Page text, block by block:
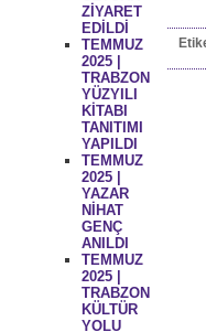
ZİYARET
EDİLDİ
TEMMUZ
2025 |
TRABZON
YÜZYILI
KİTABI
TANITIMI
YAPILDI
TEMMUZ
2025 |
YAZAR
NİHAT
GENÇ
ANILDI
TEMMUZ
2025 |
TRABZON
KÜLTÜR
YOLU